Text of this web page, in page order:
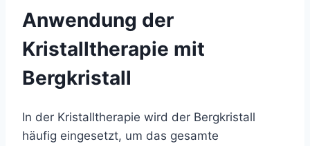
Anwendung der
Kristalltherapie mit
Bergkristall
In der Kristalltherapie wird der Bergkristall
häufig eingesetzt, um das gesamte